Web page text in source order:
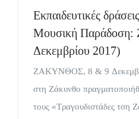
Εκπαιδευτικές
Μουσική Παράδοση:
Δεκεμβρίου 2017)
ΖΑΚΥΝΘΟΣ, 8 & 9
στη Ζάκυνθο
τους «Τραγουδιστάδες τση